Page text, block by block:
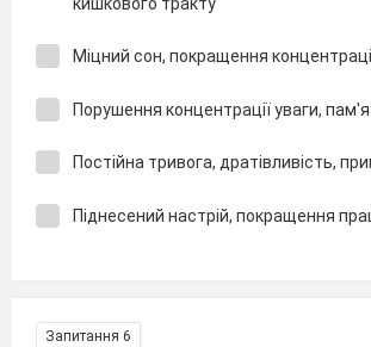
Міцний сон, покращення
Порушення концентрації уваги,
Постійна тривога, дратівливість,
Піднесений настрій, покращення
Запитання 6